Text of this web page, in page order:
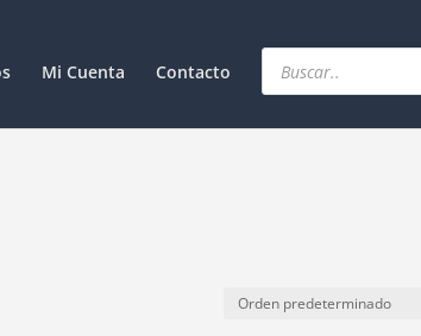
Mi Cuenta Contacto
Products
search